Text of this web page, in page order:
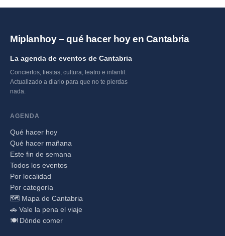
Miplanhoy – qué hacer hoy en Cantabria
La agenda de eventos de Cantabria
Conciertos, fiestas, cultura, teatro e infantil.
Actualizado a diario para que no te pierdas
nada.
AGENDA
Qué hacer hoy
Qué hacer mañana
Este fin de semana
Todos los eventos
Por localidad
Por categoría
🗺️ Mapa de Cantabria
🚗 Vale la pena el viaje
🍽️ Dónde comer